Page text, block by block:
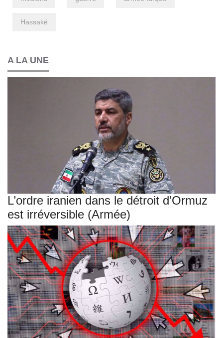
Hassaké
A LA UNE
L’ordre iranien dans le détroit d’Ormuz
est irréversible (Armée)